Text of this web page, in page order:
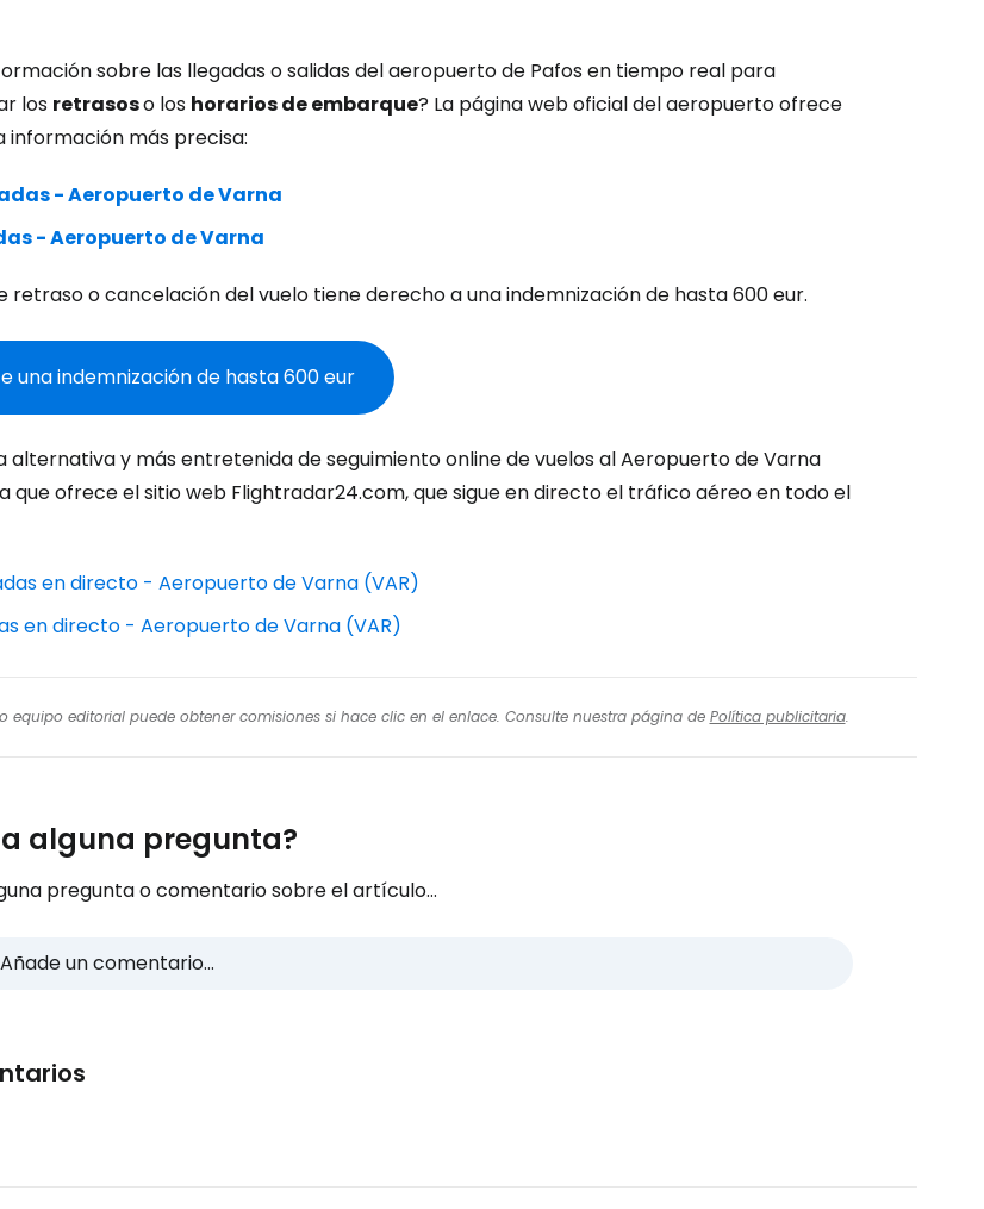
sobre las llegadas o salidas del aeropuerto de Pafos en tiempo real para
los retrasoso los horarios de embarque? La página web oficial del aeropuerto ofrece
información más precisa:
- Aeropuerto de Varna
- Aeropuerto de Varna
retraso o cancelación del vuelo tiene derecho a una indemnización de hasta 600 eur.
una indemnización de hasta 600 eur
alternativa y más entretenida de seguimiento online de vuelos al Aeropuerto de Varna
que ofrece el sitio web Flightradar24.com, que sigue en directo el tráfico aéreo en todo el
en directo - Aeropuerto de Varna (VAR)
en directo - Aeropuerto de Varna (VAR)
equipo editorial puede obtener comisiones si hace clic en el enlace. Consulte nuestra página de Política publicitaria.
alguna pregunta?
pregunta o comentario sobre el artículo...
Añade un comentario...
Iniciar sesión en Cestee
... la comunidad mundial de viajeros